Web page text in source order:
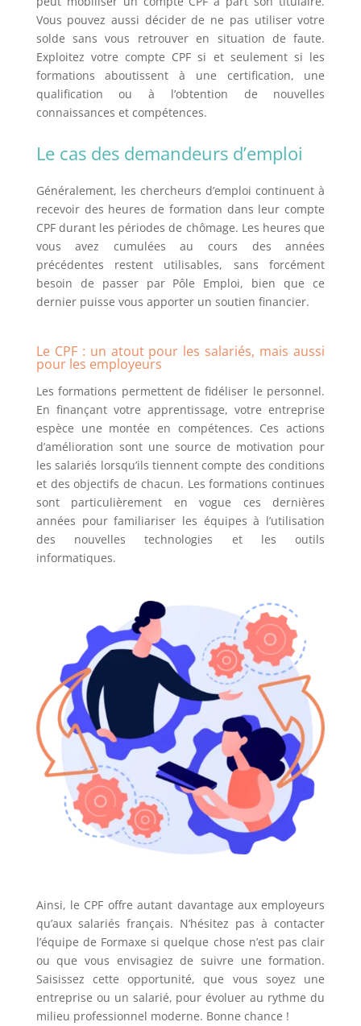
Vous pouvez aussi décider de ne pas utiliser votre
solde sans vous retrouver en situation de faute.
Exploitez votre compte CPF si et seulement si les
formations aboutissent à une certification, une
qualification ou à l’obtention de nouvelles
connaissances et compétences.
Le cas des demandeurs d’emploi
Généralement, les chercheurs d’emploi continuent à
recevoir des heures de formation dans leur compte
CPF durant les périodes de chômage. Les heures que
vous avez cumulées au cours des années
précédentes restent utilisables, sans forcément
besoin de passer par Pôle Emploi, bien que ce
dernier puisse vous apporter un soutien financier.
Le CPF : un atout pour les salariés, mais aussi
pour les employeurs
Les formations permettent de fidéliser le personnel.
En finançant votre apprentissage, votre entreprise
espèce une montée en compétences. Ces actions
d’amélioration sont une source de motivation pour
les salariés lorsqu’ils tiennent compte des conditions
et des objectifs de chacun. Les formations continues
sont particulièrement en vogue ces dernières
années pour familiariser les équipes à l’utilisation
des nouvelles technologies et les outils
informatiques.
Ainsi, le CPF offre autant davantage aux employeurs
qu’aux salariés français. N’hésitez pas à contacter
l’équipe de Formaxe si quelque chose n’est pas clair
ou que vous envisagiez de suivre une formation.
Saisissez cette opportunité, que vous soyez une
entreprise ou un salarié, pour évoluer au rythme du
milieu professionnel moderne. Bonne chance !